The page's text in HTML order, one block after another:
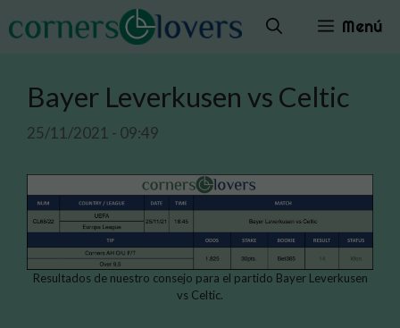
al
Menú
Bayer Leverkusen vs Celtic
25/11/2021 - 09:49
Resultados de nuestro consejo para el partido Bayer Leverkusen
vs Celtic.